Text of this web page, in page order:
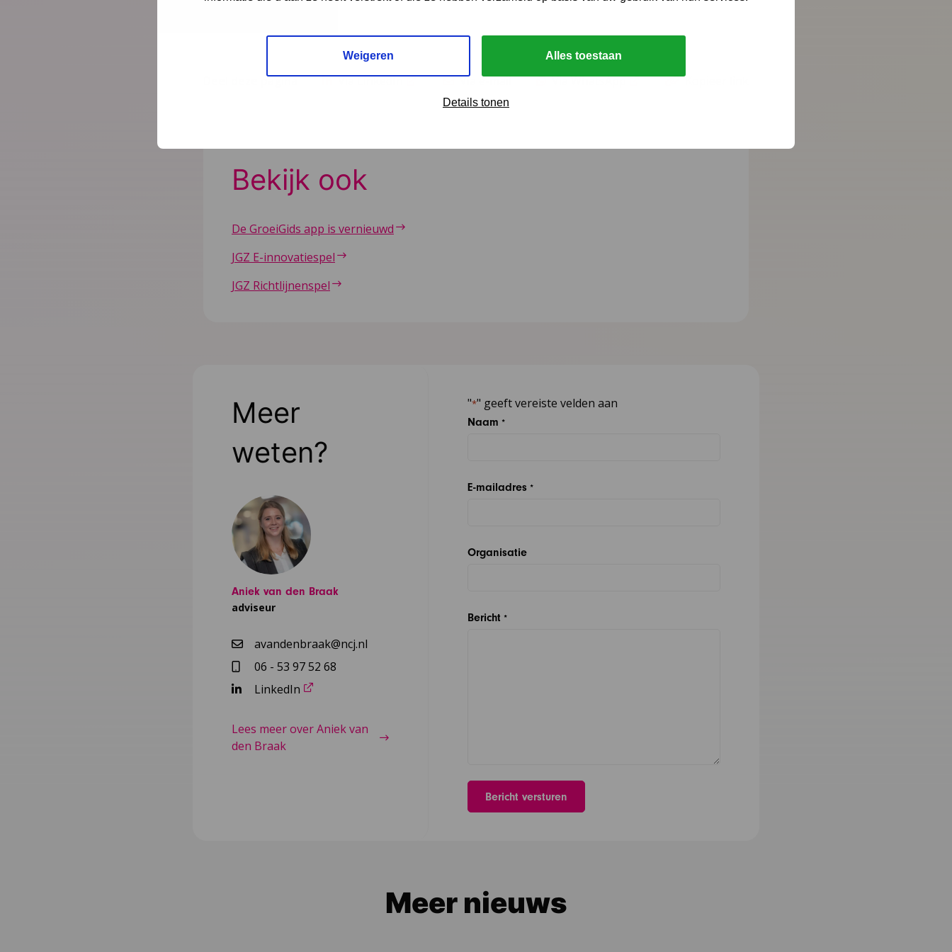
Weigeren Alles toestaan
Details tonen
Deel deze pagina Via LinkedIn Via e-mail Via WhatsApp Kopieer link
Bekijk ook
De GroeiGids app is vernieuwd
JGZ E-innovatiespel
JGZ Richtlijnenspel
Meer
weten?
Aniek van den Braak
adviseur
avandenbraak@ncj.nl
06 - 53 97 52 68
LinkedIn
Lees meer over Aniek van
den Braak
"*" geeft vereiste velden aan
Naam *
E-mailadres *
Organisatie
Bericht *
Meer nieuws